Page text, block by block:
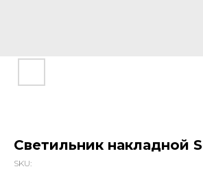
Светильник накладной
SKU: